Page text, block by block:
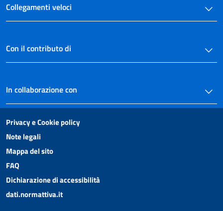
Collegamenti veloci
Con il contributo di
In collaborazione con
Privacy e Cookie policy
Note legali
Mappa del sito
FAQ
Dichiarazione di accessibilità
dati.normattiva.it